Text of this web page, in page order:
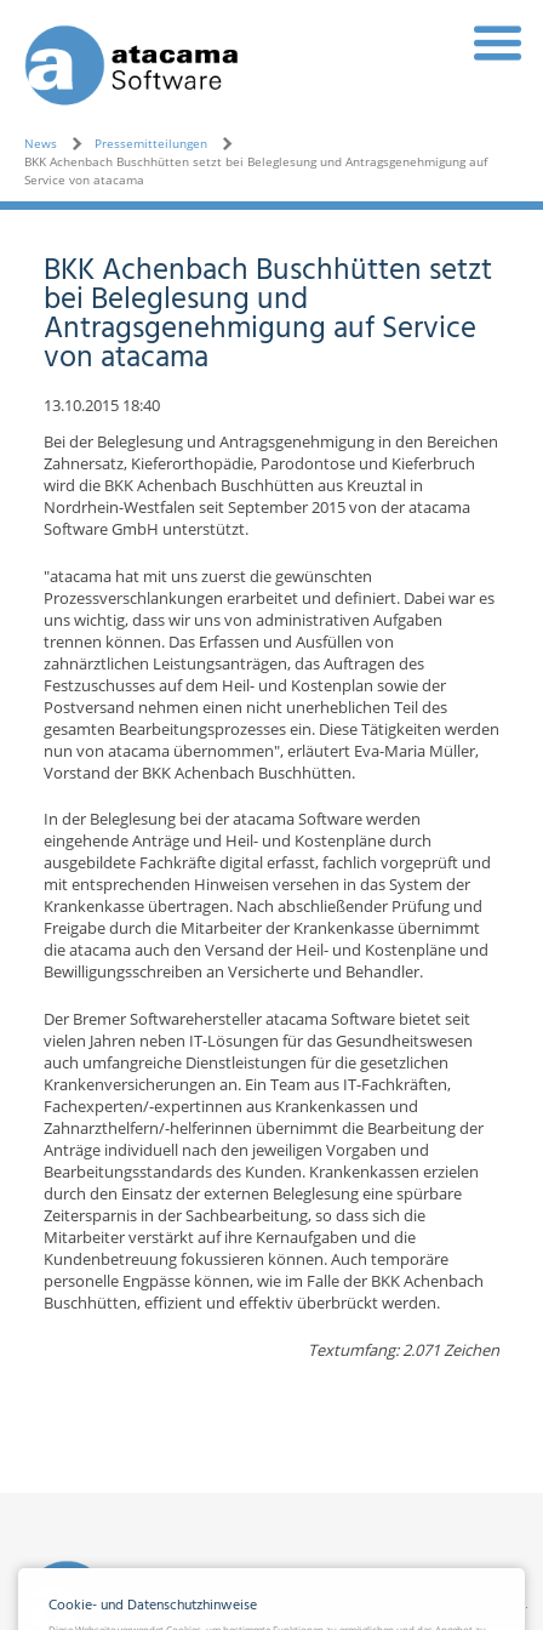
News
Pressemitteilungen
BKK Achenbach Buschhütten setzt bei Beleglesung und Antragsgenehmigung auf
Service von atacama
BKK Achenbach Buschhütten setzt
bei Beleglesung und
Antragsgenehmigung auf Service
von atacama
13.10.2015 18:40
Bei der Beleglesung und Antragsgenehmigung in den Bereichen
Zahnersatz, Kieferorthopädie, Parodontose und Kieferbruch
wird die BKK Achenbach Buschhütten aus Kreuztal in
Nordrhein-Westfalen seit September 2015 von der atacama
Software GmbH unterstützt.
"atacama hat mit uns zuerst die gewünschten
Prozessverschlankungen erarbeitet und definiert. Dabei war es
uns wichtig, dass wir uns von administrativen Aufgaben
trennen können. Das Erfassen und Ausfüllen von
zahnärztlichen Leistungsanträgen, das Auftragen des
Festzuschusses auf dem Heil- und Kostenplan sowie der
Postversand nehmen einen nicht unerheblichen Teil des
gesamten Bearbeitungsprozesses ein. Diese Tätigkeiten werden
nun von atacama übernommen", erläutert Eva-Maria Müller,
Vorstand der BKK Achenbach Buschhütten.
In der Beleglesung bei der atacama Software werden
eingehende Anträge und Heil- und Kostenpläne durch
ausgebildete Fachkräfte digital erfasst, fachlich vorgeprüft und
mit entsprechenden Hinweisen versehen in das System der
Krankenkasse übertragen. Nach abschließender Prüfung und
Freigabe durch die Mitarbeiter der Krankenkasse übernimmt
die atacama auch den Versand der Heil- und Kostenpläne und
Bewilligungsschreiben an Versicherte und Behandler.
Der Bremer Softwarehersteller atacama Software bietet seit
vielen Jahren neben IT-Lösungen für das Gesundheitswesen
auch umfangreiche Dienstleistungen für die gesetzlichen
Krankenversicherungen an. Ein Team aus IT-Fachkräften,
Fachexperten/-expertinnen aus Krankenkassen und
Zahnarzthelfern/-helferinnen übernimmt die Bearbeitung der
Anträge individuell nach den jeweiligen Vorgaben und
Bearbeitungsstandards des Kunden. Krankenkassen erzielen
durch den Einsatz der externen Beleglesung eine spürbare
Zeitersparnis in der Sachbearbeitung, so dass sich die
Mitarbeiter verstärkt auf ihre Kernaufgaben und die
Kundenbetreuung fokussieren können. Auch temporäre
personelle Engpässe können, wie im Falle der BKK Achenbach
Buschhütten, effizient und effektiv überbrückt werden.
Textumfang: 2.071 Zeichen
Cookie- und Datenschutzhinweise